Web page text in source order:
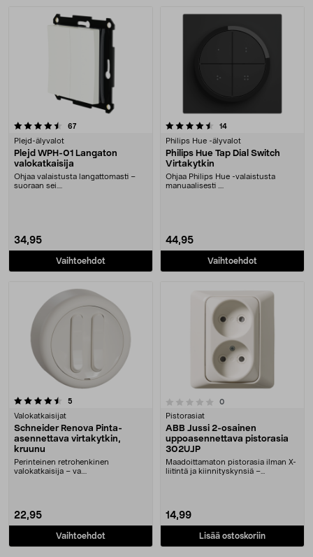
67arvostelut
Plejd-älyvalot
Plejd WPH-01 Langaton
valokatkaisija
Ohjaa valaistusta langattomasti –
suoraan sei....
34,95
Vaihtoehdot
4.5 viidestä tähdestä 14arvostelut
Philips Hue -älyvalot
Philips Hue Tap Dial Switch
Virtakytkin
Ohjaa Philips Hue -valaistusta
manuaalisesti ....
44,95
Vaihtoehdot
5
Valokatkaisijat
Schneider Renova Pinta-
asennettava virtakytkin,
kruunu
Perinteinen retrohenkinen
valokatkaisija – va....
22,95
Vaihtoehdot
0.0 viidestä tähdestä 0arvostelut
Pistorasiat
ABB Jussi 2-osainen
uppoasennettava pistorasia
302UJP
Maadoittamaton pistorasia ilman X-
liitintä ja kiinnityskynsiä –
14,99
Lisää ostoskoriin